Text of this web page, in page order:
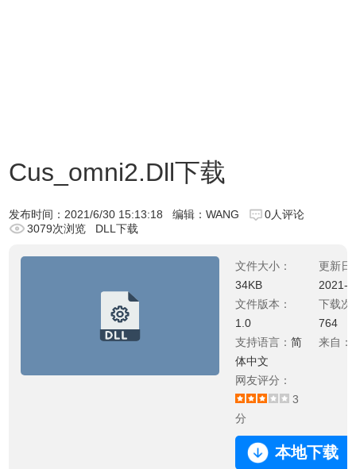
Cus_omni2.Dll下载
发布时间： 2021/6/30 15:13:18 编辑：WANG
0人评论
3079次浏览
DLL下载
文件大小：
34KB
文件版本：
1.0
支持语言：简
体中文
网友评分：
3
分
更新日
2021-
下载次
764
来自：
本地下载